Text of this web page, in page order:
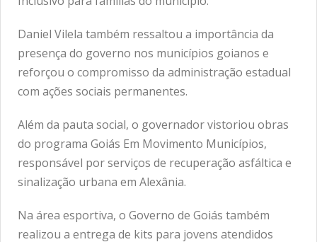
Daniel Vilela também ressaltou a importância da
presença do governo nos municípios goianos e
reforçou o compromisso da administração estadual
com ações sociais permanentes.
Além da pauta social, o governador vistoriou obras
do programa Goiás Em Movimento Municípios,
responsável por serviços de recuperação asfáltica e
sinalização urbana em Alexânia.
Na área esportiva, o Governo de Goiás também
realizou a entrega de kits para jovens atendidos